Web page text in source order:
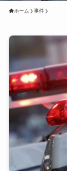
ホーム 事件